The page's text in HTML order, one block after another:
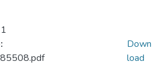
Down
load